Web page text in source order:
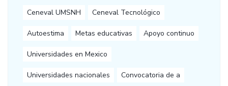
Ceneval UMSNH Ceneval Tecnológico
Autoestima Metas educativas Apoyo continuo
Universidades en Mexico
Universidades nacionales Convocatoria de a